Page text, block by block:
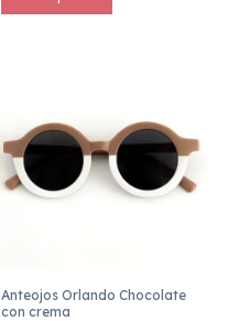
Anteojos Orlando Chocolate
con crema